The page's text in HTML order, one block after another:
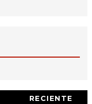
RECIENTE